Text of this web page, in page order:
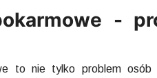
-
to nie tylko problem